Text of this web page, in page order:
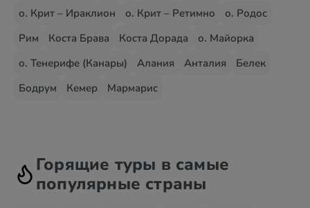
о. Крит – Ираклион
о. Крит – Ретимно
о. Родос
Рим
Коста Брава Коста Дорада
о. Майорка
о. Тенерифе (Канары)
Алания Анталия
Белек
Бодрум
Кемер Мармарис
Горящие туры в самые
популярные страны